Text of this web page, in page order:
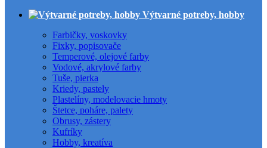
Výtvarné potreby, hobby
Farbičky, voskovky
Fixky, popisovače
Temperové, olejové farby
Vodové, akrylové farby
Tuše, pierka
Kriedy, pastely
Plastelíny, modelovacie hmoty
Štetce, poháre, palety
Obrusy, zástery
Kufríky
Hobby, kreatíva